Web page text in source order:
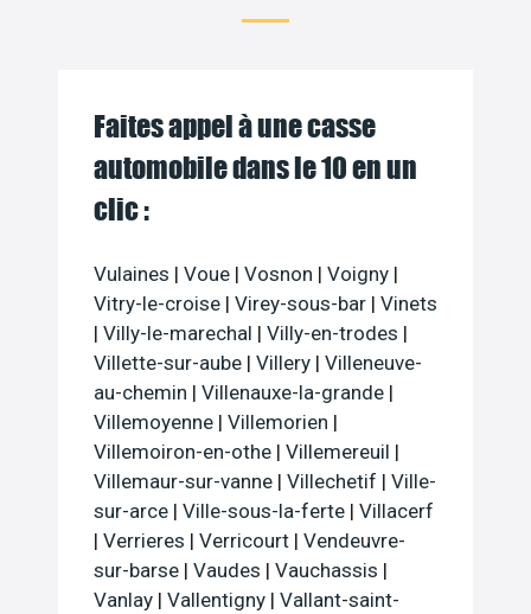
Faites appel à une casse
automobile dans le 10 en un
clic :
Vulaines | Voue | Vosnon | Voigny |
Vitry-le-croise | Virey-sous-bar | Vinets
| Villy-le-marechal | Villy-en-trodes |
Villette-sur-aube | Villery | Villeneuve-
au-chemin | Villenauxe-la-grande |
Villemoyenne | Villemorien |
Villemoiron-en-othe | Villemereuil |
Villemaur-sur-vanne | Villechetif | Ville-
sur-arce | Ville-sous-la-ferte | Villacerf
| Verrieres | Verricourt | Vendeuvre-
sur-barse | Vaudes | Vauchassis |
Vanlay | Vallentigny | Vallant-saint-